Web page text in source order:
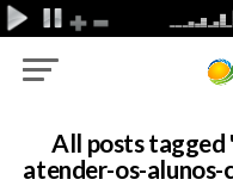
All posts tagged
atender-os-